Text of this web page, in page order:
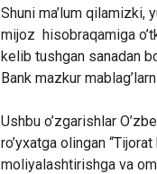
Shuni ma’lum qilamizki,
mijoz hisobraqamiga
kelib tushgan sanadan
Bank mazkur
Ushbu o’zgarishlar
ro’yxatga olingan
moliyalashtirishga va